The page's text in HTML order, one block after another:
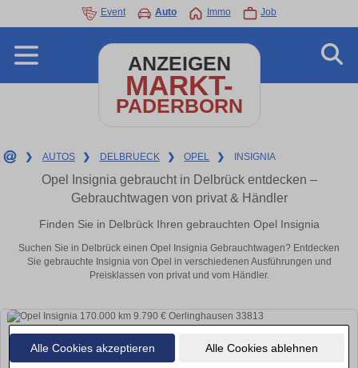
Alle Cookies akzeptieren Alle Cookies ablehnen
Event Auto Immo Job
ANZEIGEN
MARKT-
PADERBORN
❯ AUTOS ❯ DELBRUECK ❯ OPEL ❯ INSIGNIA
Opel Insignia gebraucht in Delbrück entdecken –
Gebrauchtwagen von privat & Händler
Finden Sie in Delbrück Ihren gebrauchten Opel Insignia
Suchen Sie in Delbrück einen Opel Insignia Gebrauchtwagen? Entdecken
Sie gebrauchte Insignia von Opel in verschiedenen Ausführungen und
Preisklassen von privat und vom Händler.